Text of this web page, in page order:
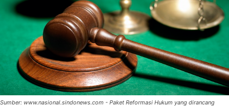
Sumber: www.nasional.sindonews.com - Paket Reformasi Hukum yang dirancang